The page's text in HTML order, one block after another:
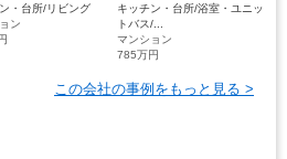
・台所/リビング
ン
キッチン・台所/浴室・ユニッ
トバス/...
マンション
785万円
この会社の事例をもっと見る >